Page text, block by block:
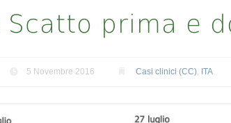
Scatto prima e
5 Novembre 2016 Casi clinici (CC), ITA